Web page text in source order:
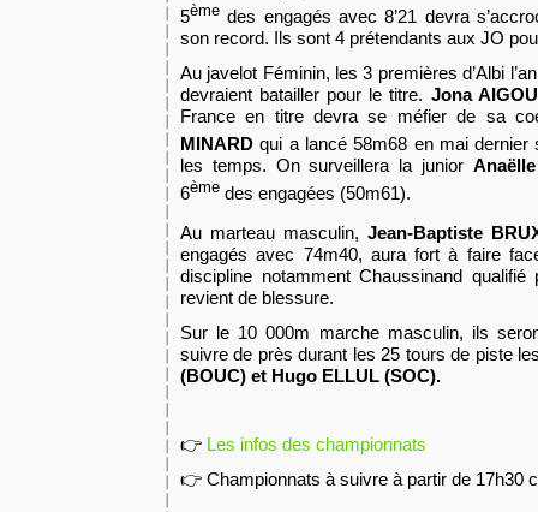
5ème des engagés avec 8’21 devra
son record. Ils sont 4 prétendants aux JO
Au javelot Féminin, les 3 premières d’Albi
devraient batailler pour le titre. Jona
France en titre devra se méfier de sa
MINARD qui a lancé 58m68 en mai dernier
les temps. On surveillera la junior
6ème des engagées (50m61).
Au marteau masculin, Jean-Baptiste
engagés avec 74m40, aura fort à faire
discipline notamment Chaussinand
revient de blessure.
Sur le 10 000m marche masculin, ils
suivre de près durant les 25 tours de piste
(BOUC) et Hugo ELLUL (SOC).
👉 Les infos des championnats
👉 Championnats à suivre à partir de 17h30